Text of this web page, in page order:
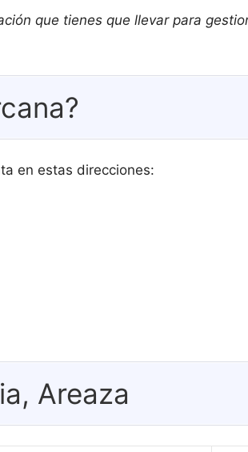
que tienes que llevar para
en estas direcciones:
Areaza